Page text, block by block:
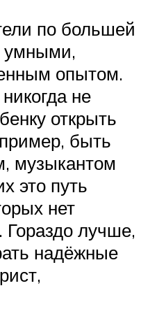
по большей
умными,
опытом.
не
открыть
быть
музыкантом
это путь
нет
Гораздо лучше,
надёжные